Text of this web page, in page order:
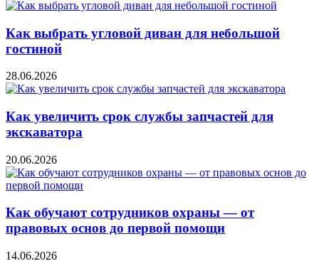
Как выбрать угловой диван для небольшой
гостиной
28.06.2026
Как увеличить срок службы запчастей для
экскаватора
20.06.2026
Как обучают сотрудников охраны — от
правовых основ до первой помощи
14.06.2026